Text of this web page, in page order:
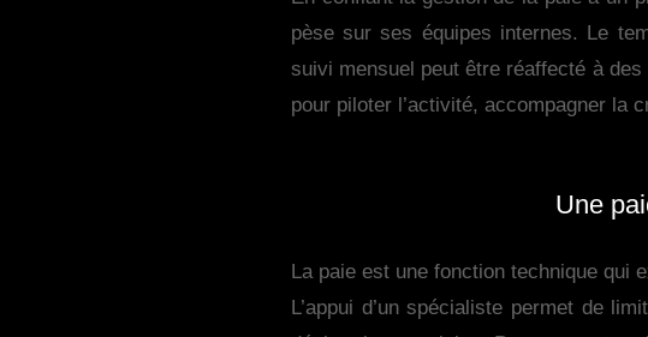
pèse sur ses équipes internes. Le
suivi mensuel peut être réaffecté à
pour piloter l’activité, accompagner la
Une
La paie est une fonction technique qui
L’appui d’un spécialiste permet de